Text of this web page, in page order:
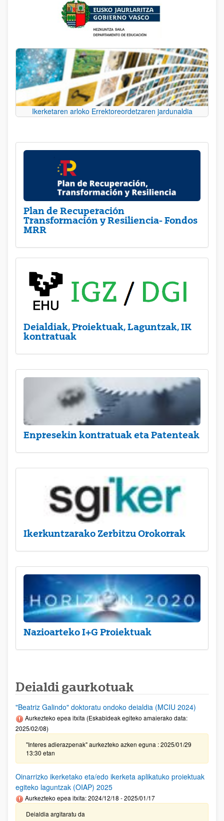
Ikerketaren arloko Errektoreordetzaren jardunaldia
Plan de Recuperación
Transformación y Resiliencia- Fondos
MRR
Deialdiak, Proiektuak, Laguntzak, IK
kontratuak
Enpresekin kontratuak eta Patenteak
Ikerkuntzarako Zerbitzu Orokorrak
Nazioarteko I+G Proiektuak
Deialdi gaurkotuak
"Beatriz Galindo" doktoratu ondoko deialdia (MCIU 2024)
Aurkezteko epea itxita (Eskabideak egiteko amaierako data:
2025/02/08)
"Interes adierazpenak" aurkezteko azken eguna : 2025/01/29
13:30 etan
Oinarrizko ikerketako eta/edo ikerketa aplikatuko proiektuak
egiteko laguntzak (OIAP) 2025
Aurkezteko epea itxita: 2024/12/18 - 2025/01/17
Deialdia argitaratu da